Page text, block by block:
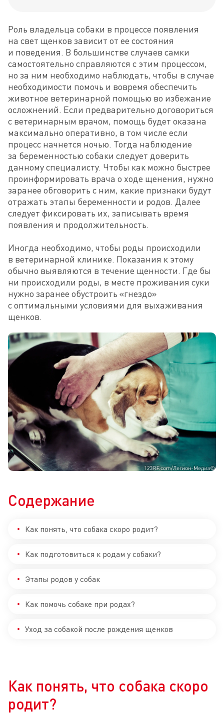
Роль владельца собаки в процессе появления
на свет щенков зависит от ее состояния
и поведения. В большинстве случаев самки
самостоятельно справляются с этим процессом,
но за ним необходимо наблюдать, чтобы в случае
необходимости помочь и вовремя обеспечить
животное ветеринарной помощью во избежание
осложнений. Если предварительно договориться
с ветеринарным врачом, помощь будет оказана
максимально оперативно, в том числе если
процесс начнется ночью. Тогда наблюдение
за беременностью собаки следует доверить
данному специалисту. Чтобы как можно быстрее
проинформировать врача о ходе щенения, нужно
заранее обговорить с ним, какие признаки будут
отражать этапы беременности и родов. Далее
следует фиксировать их, записывать время
появления и продолжительность.
Иногда необходимо, чтобы роды происходили
в ветеринарной клинике. Показания к этому
обычно выявляются в течение щенности. Где бы
ни происходили роды, в месте проживания суки
нужно заранее обустроить «гнездо»
с оптимальными условиями для выхаживания
щенков.
Содержание
Как понять, что собака скоро родит?
Как подготовиться к родам у собаки?
Этапы родов у собак
Как помочь собаке при родах?
Уход за собакой после рождения щенков
Как понять, что собака скоро
родит?